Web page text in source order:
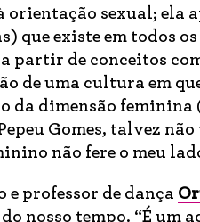
orientação sexual; ela
que existe em todos
partir de conceitos
de uma cultura em
da dimensão feminina
Gomes, talvez
não fere o meu
e professor de dança
nosso tempo. “É um